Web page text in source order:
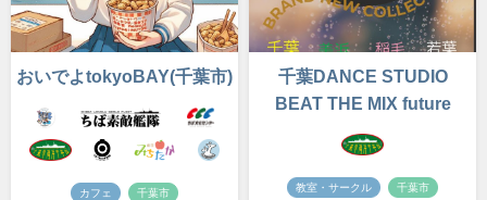
おいでよtokyoBAY(千葉市)
カフェ 千葉市
千葉DANCE STUDIO
BEAT THE MIX future
教室・サークル 千葉市